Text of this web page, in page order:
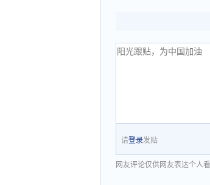
请登录发贴
网友评论仅供网友表达个人